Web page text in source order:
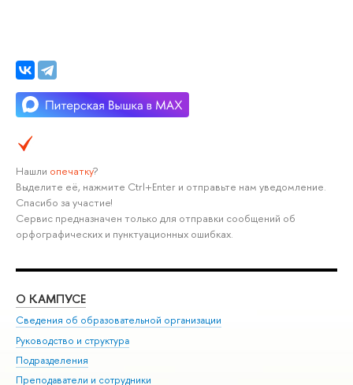
Нашли опечатку?
Выделите её, нажмите Ctrl+Enter и отправьте нам уведомление.
Спасибо за участие!
Сервис предназначен только для отправки сообщений об
орфографических и пунктуационных ошибках.
О КАМПУСЕ
Сведения об образовательной организации
Руководство и структура
Подразделения
Преподаватели и сотрудники